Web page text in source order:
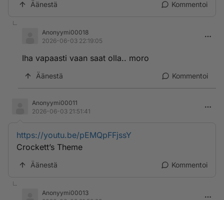
Äänestä Kommentoi
Anonyymi00018
2026-06-03 22:19:05
Iha vapaasti vaan saat olla.. moro
Äänestä Kommentoi
Anonyymi00011
2026-06-03 21:51:41
https://youtu.be/pEMQpFFjssY
Crockett’s Theme
Äänestä Kommentoi
Anonyymi00013